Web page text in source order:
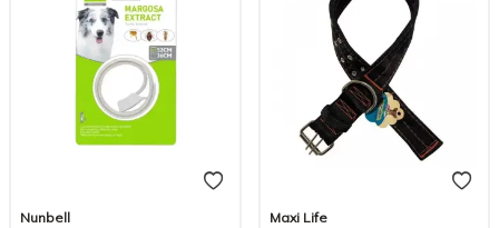
Nunbell
Maxi Life